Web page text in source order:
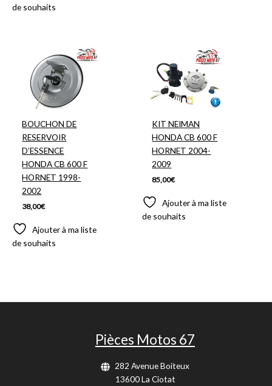
de souhaits
BOUCHON DE
RESERVOIR
D’ESSENCE
HONDA CB 600 F
HORNET 1998-
2002
38,00€
Ajouter à ma liste
de souhaits
KIT NEIMAN
HONDA CB 600 F
HORNET 2004-
2009
85,00€
Ajouter à ma liste
de souhaits
Pièces Motos 67
282 Avenue Boiteux
13600 La Ciotat